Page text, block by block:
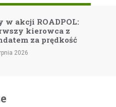
w akcji ROADPOL:
kierowca z
za prędkość
2026